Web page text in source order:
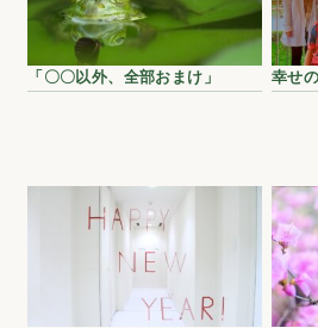
「〇〇以外、全部おまけ」 幸せ